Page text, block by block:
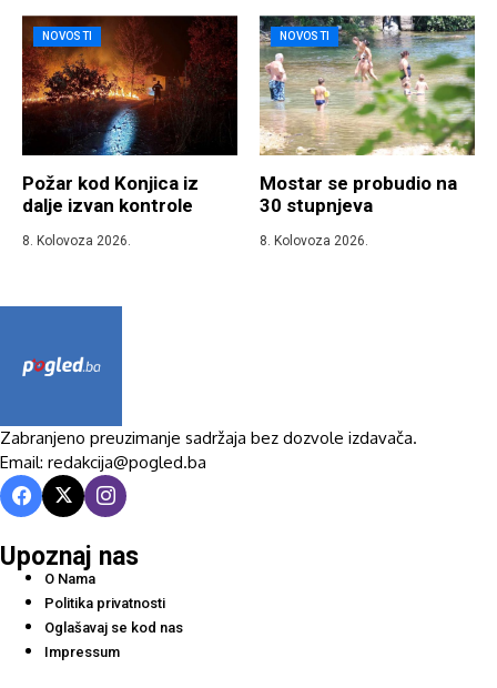
NOVOSTI
Požar kod Konjica iz
dalje izvan kontrole
8. Kolovoza 2026.
NOVOSTI
Mostar se probudio na
30 stupnjeva
8. Kolovoza 2026.
Zabranjeno preuzimanje sadržaja bez dozvole izdavača.
Email: redakcija@pogled.ba
Upoznaj nas
O Nama
Politika privatnosti
Oglašavaj se kod nas
Impressum